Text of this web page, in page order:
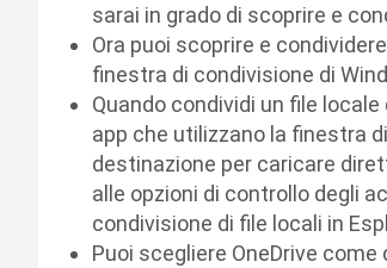
sarai in grado di scoprire e
Ora puoi scoprire e
finestra di condivisione di
Quando condividi un file
app che utilizzano la finestra
destinazione per caricare
alle opzioni di controllo degli
condivisione di file locali in
Puoi scegliere OneDrive